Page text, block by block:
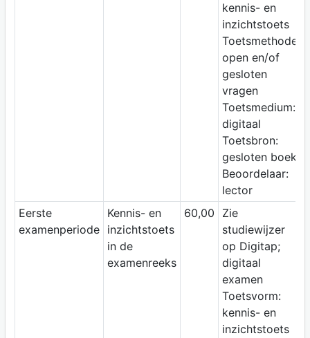
kennis- en
inzichtstoets
Toetsmethode:
open en/of
gesloten
vragen
Toetsmedium:
digitaal
Toetsbron:
gesloten boek
Beoordelaar:
lector
Eerste
examenperiode
Kennis- en
inzichtstoets
in de
examenreeks
60,00
Zie
studiewijzer
op Digitap;
digitaal
examen
Toetsvorm:
kennis- en
inzichtstoets